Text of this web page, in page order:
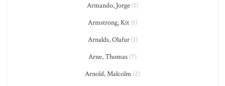
Armando, Jorge (1)
Armstrong, Kit (1)
Arnalds, Olafur(1)
Arne, Thomas (7)
Arnold, Malcolm (2)